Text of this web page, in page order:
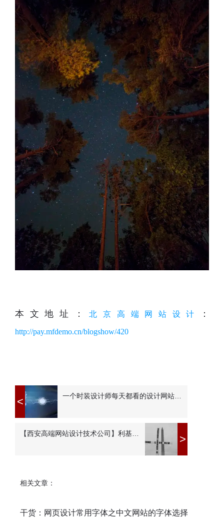
本文地址：北京高端网站设计 ：
http://pay.mfdemo.cn/blogshow/420
< 一个时装设计师每天都看的设计网站有哪些
>
【西安高端网站设计技术公司】利基营销策略以5种方式促进利基产品
相关文章：
干货：网页设计常用字体之中文网站的字体选择